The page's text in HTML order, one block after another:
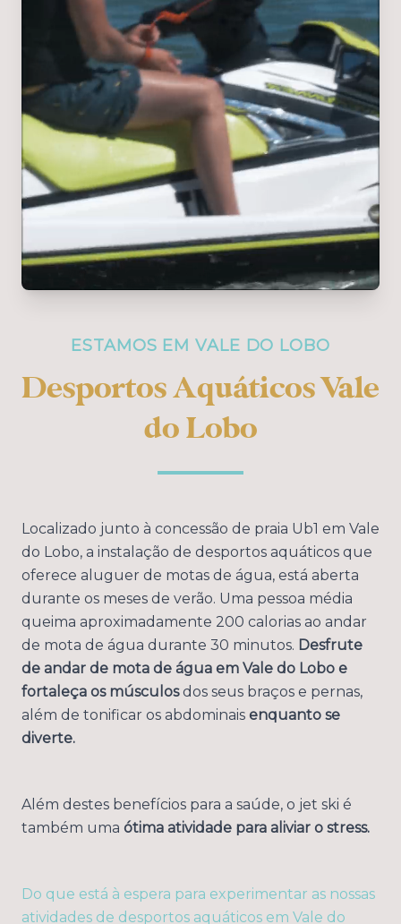
ESTAMOS EM VALE DO LOBO
Desportos Aquáticos Vale
do Lobo
Localizado junto à concessão de praia Ub1 em Vale
do Lobo, a instalação de desportos aquáticos que
oferece aluguer de motas de água, está aberta
durante os meses de verão. Uma pessoa média
queima aproximadamente 200 calorias ao andar
de mota de água durante 30 minutos. Desfrute
de andar de mota de água em Vale do Lobo e
fortaleça os músculosdos seus braços e pernas,
além de tonificar os abdominais enquanto se
diverte.
Além destes benefícios para a saúde, o jet ski é
também uma ótima atividade para aliviar o stress.
Do que está à espera para experimentar as nossas
atividades de desportos aquáticos em Vale do